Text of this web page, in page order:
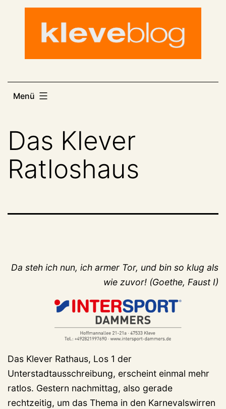
Menü
Das Klever
Ratloshaus
Da steh ich nun, ich armer Tor, und bin so klug als
wie zuvor! (Goethe, Faust I)
Das Klever Rathaus, Los 1 der
Unterstadtausschreibung, erscheint einmal mehr
ratlos. Gestern nachmittag, also gerade
rechtzeitig, um das Thema in den Karnevalswirren